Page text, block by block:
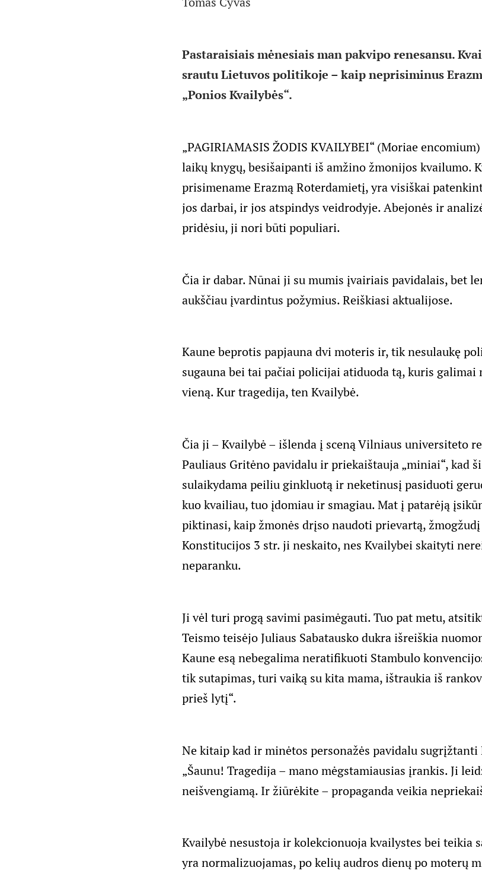
Pastaraisiais mėnesiais man pakvipo renesansu.
srautu Lietuvos politikoje – kaip neprisiminus
„Ponios Kvailybės“.
„PAGIRIAMASIS ŽODIS KVAILYBEI“ (Moriae
laikų knygų, besišaipanti iš amžino žmonijos kvailumo.
prisimename Erazmą Roterdamietį, yra visiškai
jos darbai, ir jos atspindys veidrodyje. Abejonės ir
pridėsiu, ji nori būti populiari.
Čia ir dabar. Nūnai ji su mumis įvairiais pavidalais, bet
aukščiau įvardintus požymius. Reiškiasi aktualijose.
Kaune beprotis papjauna dvi moteris ir, tik nesulaukę
sugauna bei tai pačiai policijai atiduoda tą, kuris galimai
vieną. Kur tragedija, ten Kvailybė.
Čia ji – Kvailybė – išlenda į sceną Vilniaus universiteto
Pauliaus Gritėno pavidalu ir priekaištauja „miniai“, kad
sulaikydama peiliu ginkluotą ir neketinusį pasiduoti
kuo kvailiau, tuo įdomiau ir smagiau. Mat į patarėją
piktinasi, kaip žmonės drįso naudoti prievartą,
Konstitucijos 3 str. ji neskaito, nes Kvailybei skaityti
neparanku.
Ji vėl turi progą savimi pasimėgauti. Tuo pat metu,
Teismo teisėjo Juliaus Sabatausko dukra išreiškia
Kaune esą nebegalima neratifikuoti Stambulo
tik sutapimas, turi vaiką su kita mama, ištraukia iš
prieš lytį“.
Ne kitaip kad ir minėtos personažės pavidalu
„Šaunu! Tragedija – mano mėgstamiausias įrankis. Ji
neišvengiamą. Ir žiūrėkite – propaganda veikia
Kvailybė nesustoja ir kolekcionuoja kvailystes bei teikia
yra normalizuojamas, po kelių audros dienų po moterų